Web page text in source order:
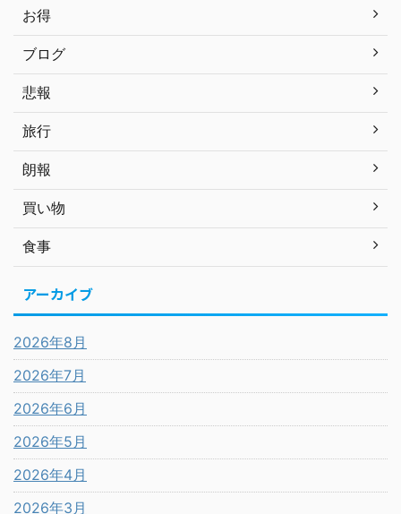
お得
ブログ
悲報
旅行
朗報
買い物
食事
アーカイブ
2026年8月
2026年7月
2026年6月
2026年5月
2026年4月
2026年3月